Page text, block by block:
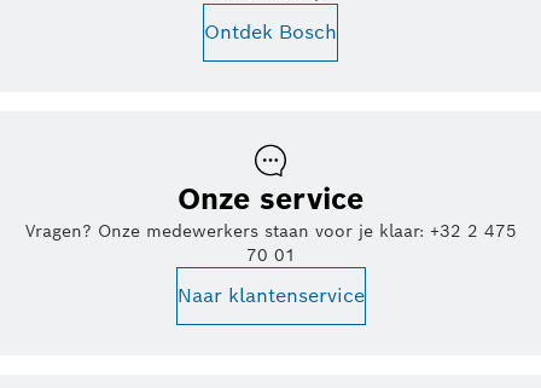
Ontdek Bosch
Onze service
Vragen? Onze medewerkers staan voor je klaar: +32 2 475
70 01
Naar klantenservice